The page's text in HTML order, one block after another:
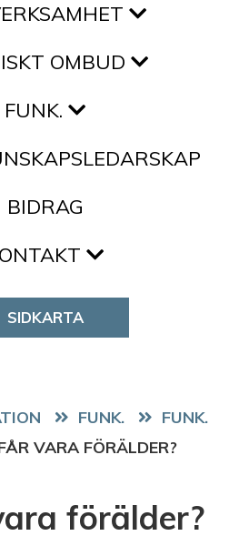
OMBUD
FUNK.
BIDRAG
SIDKARTA
FUNK.
FUNK.
VARA FÖRÄLDER?
förälder?